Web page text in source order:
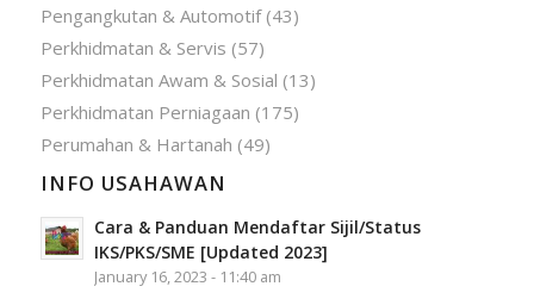
Pengangkutan & Automotif(43)
Perkhidmatan & Servis (57)
Perkhidmatan Awam & Sosial (13)
Perkhidmatan Perniagaan (175)
Perumahan & Hartanah (49)
INFO USAHAWAN
Cara & Panduan Mendaftar Sijil/Status
IKS/PKS/SME [Updated 2023]
January 16, 2023 - 11:40 am